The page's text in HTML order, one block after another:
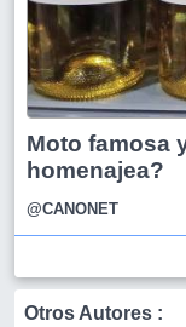
Moto famosa
homenajea?
@CANONET
Otros Autores :